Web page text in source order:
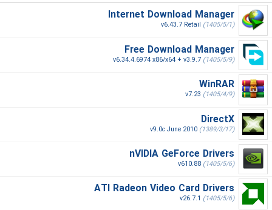
Internet Download Manager
v6.43.7 Retail (1405/5/1)
Free Download Manager
v6.34.4.6974 x86/x64 + v3.9.7 (1405/5/9)
WinRAR
v7.23 (1405/4/9)
DirectX
v9.0c June 2010 (1389/3/17)
nVIDIA GeForce Drivers
v610.88 (1405/5/6)
ATI Radeon Video Card Drivers
v26.7.1 (1405/5/6)